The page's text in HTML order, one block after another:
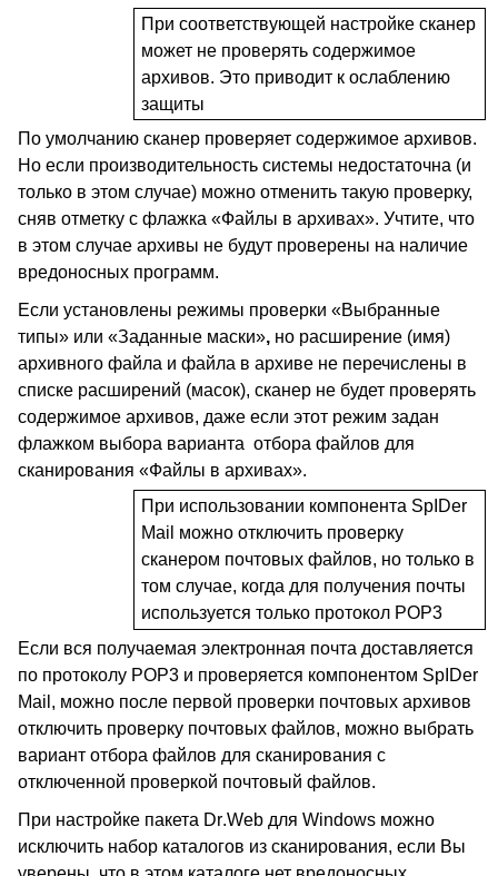
При соответствующей настройке сканер
может не проверять содержимое
архивов. Это приводит к ослаблению
защиты
По умолчанию сканер проверяет содержимое архивов.
Но если производительность системы недостаточна (и
только в этом случае) можно отменить такую проверку,
сняв отметку с флажка «Файлы в архивах». Учтите, что
в этом случае архивы не будут проверены на наличие
вредоносных программ.
Если установлены режимы проверки «Выбранные
типы» или «Заданные маски», но расширение (имя)
архивного файла и файла в архиве не перечислены в
списке расширений (масок), сканер не будет проверять
содержимое архивов, даже если этот режим задан
флажком выбора варианта отбора файлов для
сканирования «Файлы в архивах».
При использовании компонента SpIDer
Mail можно отключить проверку
сканером почтовых файлов, но только в
том случае, когда для получения почты
используется только протокол POP3
Если вся получаемая электронная почта доставляется
по протоколу POP3 и проверяется компонентом SpIDer
Mail, можно после первой проверки почтовых архивов
отключить проверку почтовых файлов, можно выбрать
вариант отбора файлов для сканирования с
отключенной проверкой почтовый файлов.
При настройке пакета Dr.Web для Windows можно
исключить набор каталогов из сканирования, если Вы